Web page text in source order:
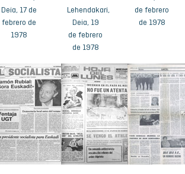
Deia, 17 de
febrero de
1978
Lehendakari,
Deia, 19
de febrero
de 1978
de febrero
de 1978